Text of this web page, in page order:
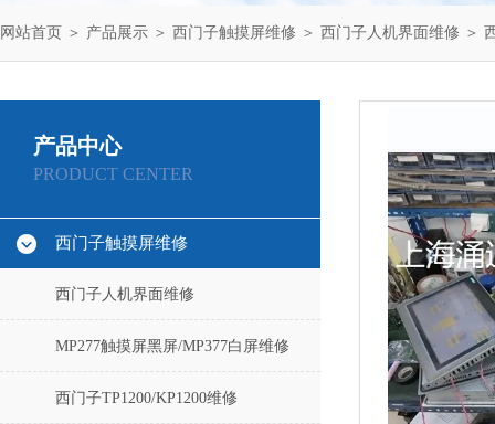
网站首页 ＞ 产品展示 ＞ 西门子触摸屏维修 ＞ 西门子人机界面维修 ＞
产品中心
PRODUCT CENTER
西门子触摸屏维修
西门子人机界面维修
MP277触摸屏黑屏/MP377白屏维修
西门子TP1200/KP1200维修